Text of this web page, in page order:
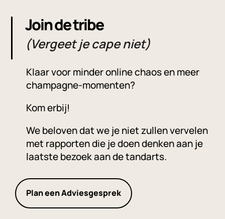
Join de tribe
(Vergeet je cape niet)
Klaar voor minder online chaos en meer
champagne-momenten?
Kom erbij!
We beloven dat we je niet zullen vervelen
met rapporten die je doen denken aan je
laatste bezoek aan de tandarts.
Plan een Adviesgesprek